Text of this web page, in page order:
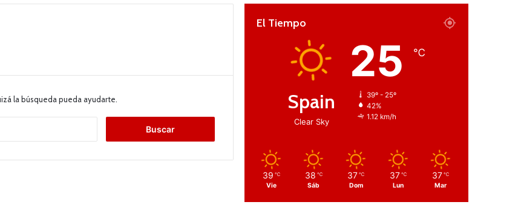
la búsqueda pueda ayudarte.
c
El Tiempo
Spain
Clear Sky
25 ℃
39º - 25º
42%
1.12 km/h
39 ℃
Vie
38 ℃
Sáb
37 ℃
Dom
37 ℃
Lun
37 ℃
Mar